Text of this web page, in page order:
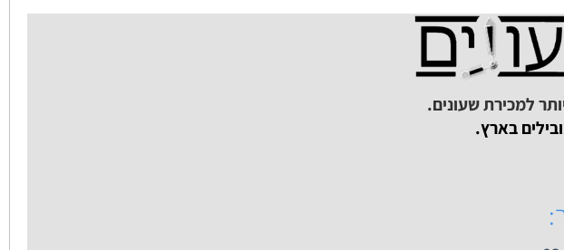
שעה חניה חינם
בארץ.